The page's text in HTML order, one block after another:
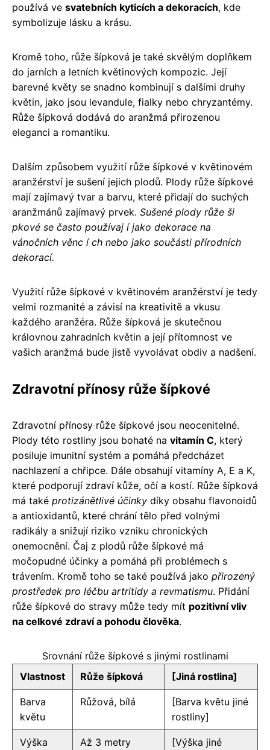
používá ve svatebních kyticích a dekoracích, kde
symbolizuje lásku a krásu.
Kromě toho, růže šípková je také skvělým doplňkem
do jarních a letních květinových kompozic. Její
barevné květy se snadno kombinují s dalšími druhy
květin, jako jsou levandule, fialky nebo chryzantémy.
Růže šípková dodává do aranžmá přirozenou
eleganci a romantiku.
Dalším způsobem využití růže šípkové v květinovém
aranžérství je sušení jejich plodů. Plody růže šípkové
mají zajímavý tvar a barvu, které přidají do suchých
aranžmánů zajímavý prvek. Sušené plody růže ši
pkové se často používaj í jako dekorace na
vánočních věnc í ch nebo jako součásti přírodních
dekorací.
Využití růže šípkové v květinovém aranžérství je tedy
velmi rozmanité a závisí na kreativitě a vkusu
každého aranžéra. Růže šípková je skutečnou
královnou zahradních květin a její přítomnost ve
vašich aranžmá bude jistě vyvolávat obdiv a nadšení.
Zdravotní přínosy růže šípkové
Zdravotní přínosy růže šípkové jsou neocenitelné.
Plody této rostliny jsou bohaté na vitamín C, který
posiluje imunitní systém a pomáhá předcházet
nachlazení a chřipce. Dále obsahují vitamíny A, E a K,
které podporují zdraví kůže, očí a kostí. Růže šípková
má také protizánětlivé účinky díky obsahu flavonoidů
a antioxidantů, které chrání tělo před volnými
radikály a snižují riziko vzniku chronických
onemocnění. Čaj z plodů růže šípkové má
močopudné účinky a pomáhá při problémech s
trávením. Kromě toho se také používá jako přirozený
prostředek pro léčbu artritidy a revmatismu. Přidání
růže šípkové do stravy může tedy mít pozitivní vliv
na celkové zdraví a pohodu člověka.
Srovnání růže šípkové s jinými rostlinami
Vlastnost
Růže šípková [Jiná rostlina]
Barva
květu
Růžová, bílá
[Barva květu jiné
rostliny]
Výška
Až 3 metry
[Výška jiné